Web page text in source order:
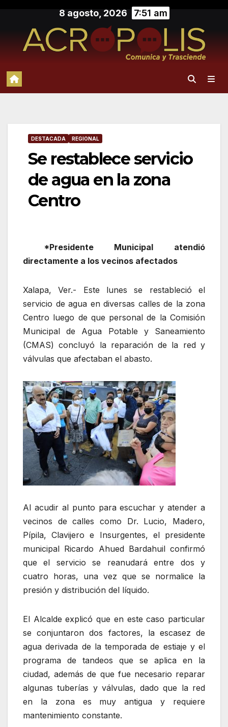
contenido
8 agosto, 2026 7:51 am
DESTACADA REGIONAL
Se restablece servicio
de agua en la zona
Centro
*Presidente Municipal atendió
directamente a los vecinos afectados
Xalapa, Ver.- Este lunes se restableció el
servicio de agua en diversas calles de la zona
Centro luego de que personal de la Comisión
Municipal de Agua Potable y Saneamiento
(CMAS) concluyó la reparación de la red y
válvulas que afectaban el abasto.
Al acudir al punto para escuchar y atender a
vecinos de calles como Dr. Lucio, Madero,
Pípila, Clavijero e Insurgentes, el presidente
municipal Ricardo Ahued Bardahuil confirmó
que el servicio se reanudará entre dos y
cuatro horas, una vez que se normalice la
presión y distribución del líquido.
El Alcalde explicó que en este caso particular
se conjuntaron dos factores, la escasez de
agua derivada de la temporada de estiaje y el
programa de tandeos que se aplica en la
ciudad, además de que fue necesario reparar
algunas tuberías y válvulas, dado que la red
en la zona es muy antigua y requiere
mantenimiento constante.